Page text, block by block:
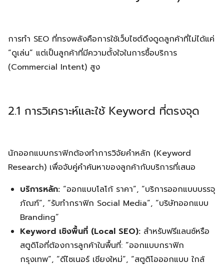
การทำ SEO ที่ทรงพลังคือการใช้เว็บไซต์ดึงดูดลูกค้าที่ไม่ได้แค่
“ดูเล่น” แต่เป็นลูกค้าที่มีความตั้งใจในการซื้อบริการ
(Commercial Intent) สูง
2.1 การวิเคราะห์และใช้ Keyword ที่ตรงจุด
นักออกแบบกราฟิกต้องทำการวิจัยคำหลัก (Keyword
Research) เพื่อจับคู่คำค้นหาของลูกค้ากับบริการที่เสนอ
บริการหลัก: “ออกแบบโลโก้ ราคา”, “บริการออกแบบบรรจุ
ภัณฑ์”, “รับทำกราฟิก Social Media”, “บริษัทออกแบบ
Branding”
Keyword เชิงพื้นที่ (Local SEO): สำหรับฟรีแลนซ์หรือ
สตูดิโอที่ต้องการลูกค้าในพื้นที่: “ออกแบบกราฟิก
กรุงเทพ”, “ดีไซเนอร์ เชียงใหม่”, “สตูดิโอออกแบบ ใกล้